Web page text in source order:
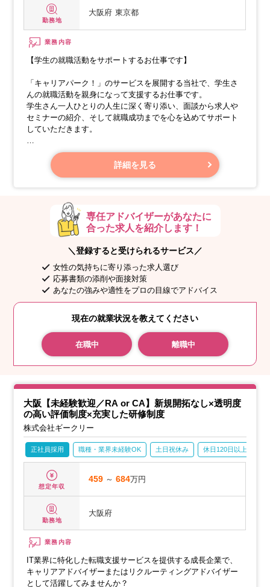
勤務地
大阪府 東京都
業務内容
【学生の就職活動をサポートするお仕事です】
「キャリアパーク！」のサービスを展開する当社で、学生さ
んの就職活動を親身になって支援するお仕事です。
学生さん一人ひとりの人生に深く寄り添い、面談から求人や
セミナーの紹介、そして就職成功までを心を込めてサポート
していただきます。
【具体的な業務内容】
・面談：1日あたり2～3名の学生さんと面談し、学生時代に力
詳細を見る
専任アドバイザーがあなたに
合った求人を紹介します！
＼登録すると受けられるサービス／
女性の気持ちに寄り添った求人選び
応募書類の添削や面接対策
あなたの強みや適性をプロの目線でアドバイス
現在の就業状況を教えてください
在職中 離職中
大阪【未経験歓迎／RA or CA】新規開拓なし×透明度
の高い評価制度×充実した研修制度
株式会社ギークリー
正社員採用 職種・業界未経験OK 土日祝休み 休日120日以上
想定年収
459 ～684万円
勤務地
大阪府
業務内容
IT業界に特化した転職支援サービスを提供する成長企業で、
キャリアアドバイザーまたはリクルーティングアドバイザー
として活躍してみませんか？